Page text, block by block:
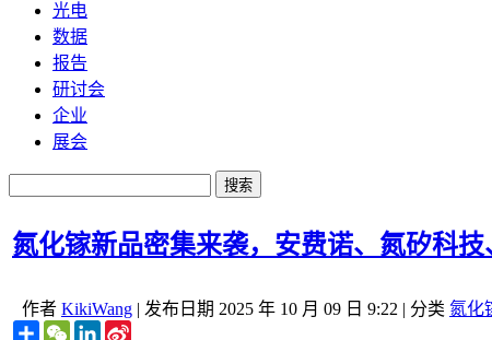
光电
数据
报告
研讨会
企业
展会
氮化镓新品密集来袭，安费诺、氮矽科
作者 KikiWang | 发布日期 2025 年 10 月 09 日 9:22 | 分类 氮化
ShareWeChatLinkedIn